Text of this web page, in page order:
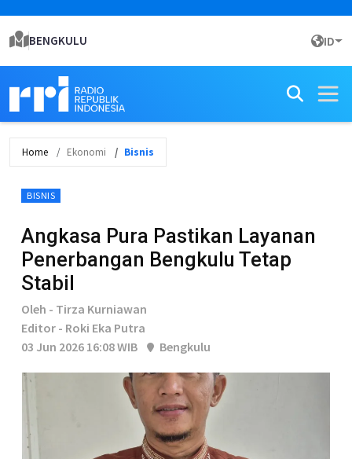
BENGKULU ID
Home Ekonomi Bisnis
BISNIS
Angkasa Pura Pastikan Layanan
Penerbangan Bengkulu Tetap
Stabil
Oleh - Tirza Kurniawan
Editor - Roki Eka Putra
03 Jun 2026 16:08 WIB
Bengkulu